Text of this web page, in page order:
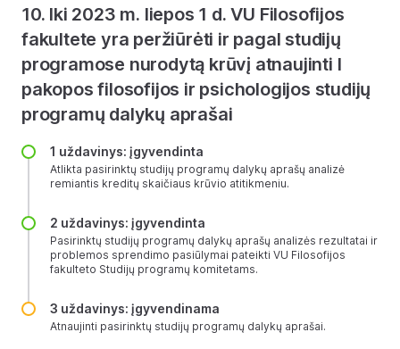
10. Iki 2023 m. liepos 1 d. VU Filosofijos
fakultete yra peržiūrėti ir pagal studijų
programose nurodytą krūvį atnaujinti I
pakopos filosofijos ir psichologijos studijų
programų dalykų aprašai
1 uždavinys: įgyvendinta
Atlikta pasirinktų studijų programų dalykų aprašų analizė
remiantis kreditų skaičiaus krūvio atitikmeniu.
2 uždavinys: įgyvendinta
Pasirinktų studijų programų dalykų aprašų analizės rezultatai ir
problemos sprendimo pasiūlymai pateikti VU Filosofijos
fakulteto Studijų programų komitetams.
3 uždavinys: įgyvendinama
Atnaujinti pasirinktų studijų programų dalykų aprašai.